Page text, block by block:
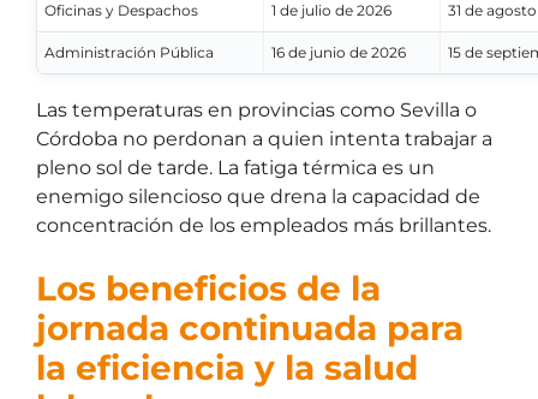
Oficinas y Despachos 1 de julio de 2026 31 de
Administración Pública 16 de junio de 2026 15 de
Las temperaturas en provincias como Sevilla o
Córdoba no perdonan a quien intenta trabajar a
pleno sol de tarde. La fatiga térmica es un
enemigo silencioso que drena la capacidad de
concentración de los empleados más brillantes.
Los beneficios de la
jornada continuada para
la eficiencia y la salud